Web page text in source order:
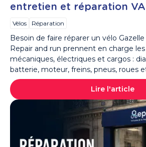
entretien et réparation
Vélos Réparation
Besoin de faire réparer un vélo
Repair and run prennent en charge
mécaniques, électriques et cargos :
batterie, moteur, freins, pneus, roues
Lire l'article